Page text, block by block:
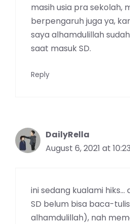
masih usia pra sekolah,
berpengaruh juga ya,
saya alhamdulillah
saat masuk SD.
Reply
DailyRella
August 6, 2021 at
ini sedang kualami hiks…
SD belum bisa baca-
alhamdulillah), nah